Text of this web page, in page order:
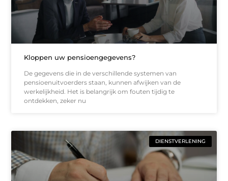
Kloppen uw pensioengegevens?
De gegevens die in de verschillende systemen van
pensioenuitvoerders staan, kunnen afwijken van de
werkelijkheid. Het is belangrijk om fouten tijdig te
ontdekken, zeker nu
DIENSTVERLENING